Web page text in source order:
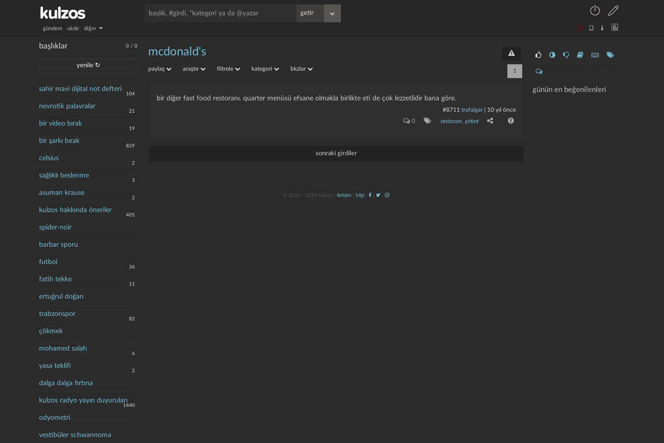
gündem ukde diğer
0 /0
başlıklar
yenile ↻
sahir mavi dijital not defteri
104
nevrotik palavralar
21
bir video bırak
19
bir şarkı bırak
829
celsius
2
sağlıklı beslenme
3
asuman krause
2
kulzos hakkında öneriler
405
spider-noir
barbar sporu
futbol
36
fatih tekke
11
ertuğrul doğan
trabzonspor
82
çökmek
mohamed salah
6
yasa teklifi
2
dalga dalga fırtına
kulzos radyo yayın duyuruları
1440
odyometri
vestibüler schwannoma
günün en beğenilenleri
mcdonald's
paylaş araştır filtrele kategori bkzlar 1
bir diğer fast food restoranı. quarter menüsü efsane olmakla birlikte eti de çok lezzetlidir bana göre.
#8711 trafalgar| 10 yıl önce
0 restoran, şirket
sonraki girdiler
© 2016 - 2024 kulzos | iletişim bilgi